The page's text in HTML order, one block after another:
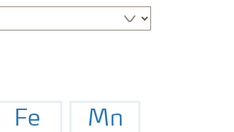
Fe Mn